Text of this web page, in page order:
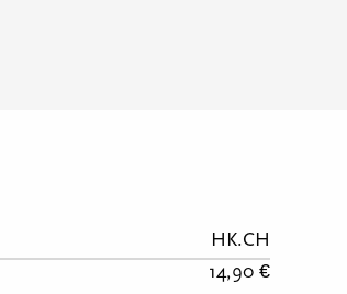
HK.CH
14,90 €